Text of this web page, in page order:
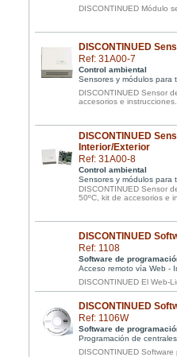
DISCONTINUED Módulo
DISCONTINUED
Ref: 31A00-7
Control ambiental
Sensores y módulos para
DISCONTINUED Sensor
accesorios e instrucciones.
DISCONTINUED
Interior/Exterior
Ref: 31A00-8
Control ambiental
Sensores y módulos para
DISCONTINUED Sensor
50ºC, kit de accesorios e
DISCONTINUED
Ref: 1108
Software de
Acceso remoto vía Web -
DISCONTINUED El Web-
DISCONTINUED
Ref: 1106W
Software de
Programación de
DISCONTINUED